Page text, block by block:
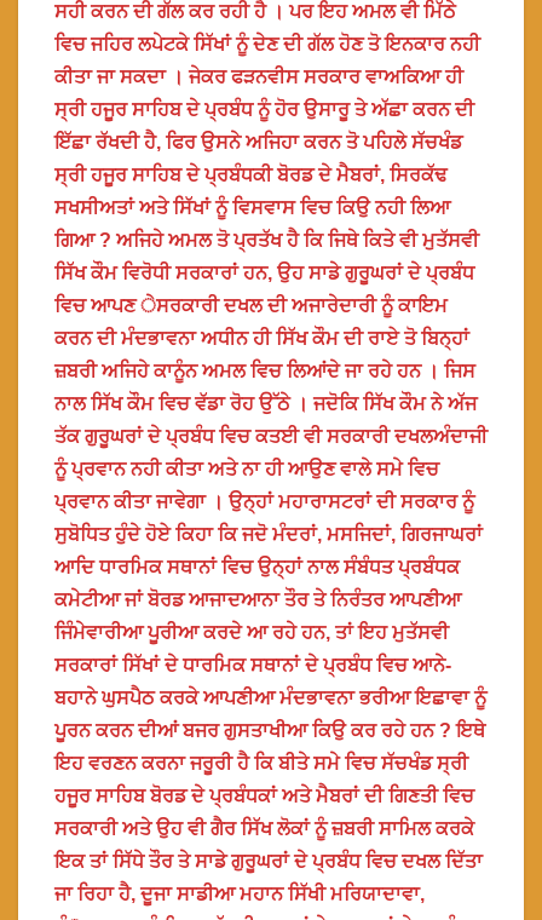
ਸਹੀ ਕਰਨ ਦੀ ਗੱਲ ਕਰ ਰਹੀ ਹੈ । ਪਰ ਇਹ ਅਮਲ ਵੀ ਮਿੱਠੇ
ਵਿਚ ਜਹਿਰ ਲਪੇਟਕੇ ਸਿੱਖਾਂ ਨੂੰ ਦੇਣ ਦੀ ਗੱਲ ਹੋਣ ਤੋ ਇਨਕਾਰ ਨਹੀ
ਕੀਤਾ ਜਾ ਸਕਦਾ । ਜੇਕਰ ਫੜਨਵੀਸ ਸਰਕਾਰ ਵਾਅਕਿਆ ਹੀ
ਸ੍ਰੀ ਹਜੂਰ ਸਾਹਿਬ ਦੇ ਪ੍ਰਬੰਧ ਨੂੰ ਹੋਰ ਉਸਾਰੂ ਤੇ ਅੱਛਾ ਕਰਨ ਦੀ
ਇੱਛਾ ਰੱਖਦੀ ਹੈ, ਫਿਰ ਉਸਨੇ ਅਜਿਹਾ ਕਰਨ ਤੋ ਪਹਿਲੇ ਸੱਚਖੰਡ
ਸ੍ਰੀ ਹਜੂਰ ਸਾਹਿਬ ਦੇ ਪ੍ਰਬੰਧਕੀ ਬੋਰਡ ਦੇ ਮੈਬਰਾਂ, ਸਿਰਕੱਢ
ਸਖਸੀਅਤਾਂ ਅਤੇ ਸਿੱਖਾਂ ਨੂੰ ਵਿਸਵਾਸ ਵਿਚ ਕਿਉ ਨਹੀ ਲਿਆ
ਗਿਆ ? ਅਜਿਹੇ ਅਮਲ ਤੋ ਪ੍ਰਤੱਖ ਹੈ ਕਿ ਜਿਥੇ ਕਿਤੇ ਵੀ ਮੁਤੱਸਵੀ
ਸਿੱਖ ਕੌਮ ਵਿਰੋਧੀ ਸਰਕਾਰਾਂ ਹਨ, ਉਹ ਸਾਡੇ ਗੁਰੂਘਰਾਂ ਦੇ ਪ੍ਰਬੰਧ
ਵਿਚ ਆਪਣ ੇਸਰਕਾਰੀ ਦਖਲ ਦੀ ਅਜਾਰੇਦਾਰੀ ਨੂੰ ਕਾਇਮ
ਕਰਨ ਦੀ ਮੰਦਭਾਵਨਾ ਅਧੀਨ ਹੀ ਸਿੱਖ ਕੌਮ ਦੀ ਰਾਏ ਤੋ ਬਿਨ੍ਹਾਂ
ਜ਼ਬਰੀ ਅਜਿਹੇ ਕਾਨੂੰਨ ਅਮਲ ਵਿਚ ਲਿਆਂਦੇ ਜਾ ਰਹੇ ਹਨ । ਜਿਸ
ਨਾਲ ਸਿੱਖ ਕੌਮ ਵਿਚ ਵੱਡਾ ਰੋਹ ਉੱਠੇ । ਜਦੋਕਿ ਸਿੱਖ ਕੌਮ ਨੇ ਅੱਜ
ਤੱਕ ਗੁਰੂਘਰਾਂ ਦੇ ਪ੍ਰਬੰਧ ਵਿਚ ਕਤਈ ਵੀ ਸਰਕਾਰੀ ਦਖਲਅੰਦਾਜੀ
ਨੂੰ ਪ੍ਰਵਾਨ ਨਹੀ ਕੀਤਾ ਅਤੇ ਨਾ ਹੀ ਆਉਣ ਵਾਲੇ ਸਮੇ ਵਿਚ
ਪ੍ਰਵਾਨ ਕੀਤਾ ਜਾਵੇਗਾ । ਉਨ੍ਹਾਂ ਮਹਾਰਾਸਟਰਾਂ ਦੀ ਸਰਕਾਰ ਨੂੰ
ਸੁਬੋਧਿਤ ਹੁੰਦੇ ਹੋਏ ਕਿਹਾ ਕਿ ਜਦੋ ਮੰਦਰਾਂ, ਮਸਜਿਦਾਂ, ਗਿਰਜਾਘਰਾਂ
ਆਦਿ ਧਾਰਮਿਕ ਸਥਾਨਾਂ ਵਿਚ ਉਨ੍ਹਾਂ ਨਾਲ ਸੰਬੰਧਤ ਪ੍ਰਬੰਧਕ
ਕਮੇਟੀਆ ਜਾਂ ਬੋਰਡ ਆਜਾਦਆਨਾ ਤੌਰ ਤੇ ਨਿਰੰਤਰ ਆਪਣੀਆ
ਜਿੰਮੇਵਾਰੀਆ ਪੂਰੀਆ ਕਰਦੇ ਆ ਰਹੇ ਹਨ, ਤਾਂ ਇਹ ਮੁਤੱਸਵੀ
ਸਰਕਾਰਾਂ ਸਿੱਖਾਂ ਦੇ ਧਾਰਮਿਕ ਸਥਾਨਾਂ ਦੇ ਪ੍ਰਬੰਧ ਵਿਚ ਆਨੇ-
ਬਹਾਨੇ ਘੁਸਪੈਠ ਕਰਕੇ ਆਪਣੀਆ ਮੰਦਭਾਵਨਾ ਭਰੀਆ ਇਛਾਵਾ ਨੂੰ
ਪੂਰਨ ਕਰਨ ਦੀਆਂ ਬਜਰ ਗੁਸਤਾਖੀਆ ਕਿਉ ਕਰ ਰਹੇ ਹਨ ? ਇਥੇ
ਇਹ ਵਰਣਨ ਕਰਨਾ ਜਰੂਰੀ ਹੈ ਕਿ ਬੀਤੇ ਸਮੇ ਵਿਚ ਸੱਚਖੰਡ ਸ੍ਰੀ
ਹਜੂਰ ਸਾਹਿਬ ਬੋਰਡ ਦੇ ਪ੍ਰਬੰਧਕਾਂ ਅਤੇ ਮੈਬਰਾਂ ਦੀ ਗਿਣਤੀ ਵਿਚ
ਸਰਕਾਰੀ ਅਤੇ ਉਹ ਵੀ ਗੈਰ ਸਿੱਖ ਲੋਕਾਂ ਨੂੰ ਜ਼ਬਰੀ ਸਾਮਿਲ ਕਰਕੇ
ਇਕ ਤਾਂ ਸਿੱਧੇ ਤੌਰ ਤੇ ਸਾਡੇ ਗੁਰੂਘਰਾਂ ਦੇ ਪ੍ਰਬੰਧ ਵਿਚ ਦਖਲ ਦਿੱਤਾ
ਜਾ ਰਿਹਾ ਹੈ, ਦੂਜਾ ਸਾਡੀਆ ਮਹਾਨ ਸਿੱਖੀ ਮਰਿਯਾਦਾਵਾ,